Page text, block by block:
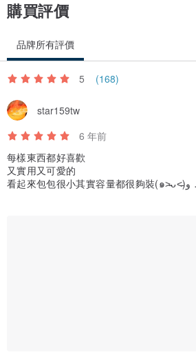
購買評價
品牌所有評價
5 (168)
star159tw
6 年前
每樣東西都好喜歡
又實用又可愛的